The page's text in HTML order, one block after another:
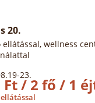
20.
ellátással, wellness
23.
Ft / 2 fő / 1